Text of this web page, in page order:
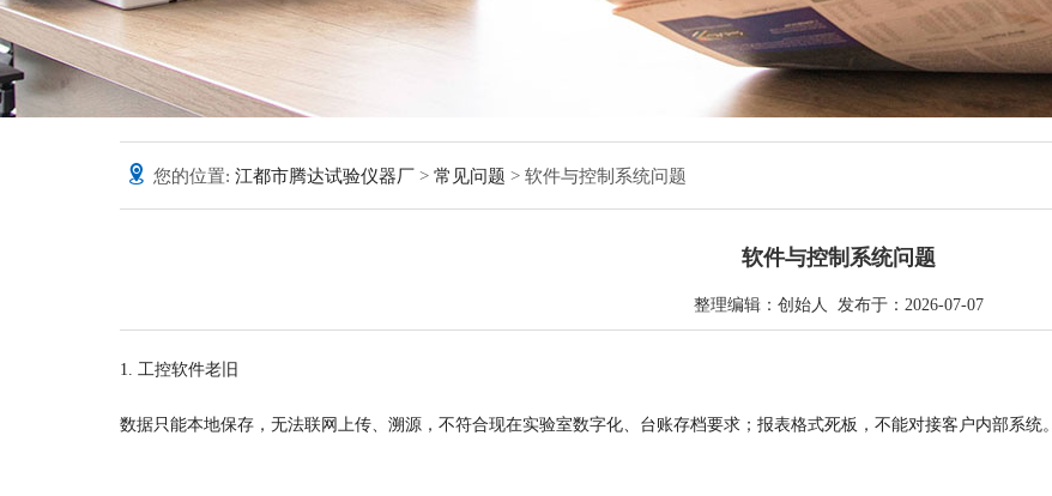
您的位置: 江都市腾达试验仪器厂 > 常见问题 > 软件与控制系统问题
软件与控制系统问题
整理编辑：创始人 发布于：2026-07-07
1. 工控软件老旧
数据只能本地保存，无法联网上传、溯源，不符合现在实验室数字化、台账存档要求；报表格式死板，不能对接客户内部系统。